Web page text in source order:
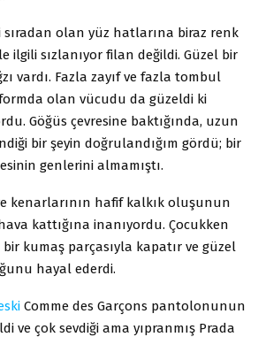
sıradan olan yüz hatlarına biraz renk
ilgili sızlanıyor filan değildi. Güzel bir
vardı. Fazla zayıf ve fazla tombul
olan vücudu da güzeldi ki
Göğüs çevresine baktığında, uzun
bir şeyin doğru­landığım gördü; bir
genlerini almamıştı.
kenarlarının hafif kalkık oluşunun
kattığına inanıyordu. Çocukken
kumaş parçasıyla kapatır ve güzel
hayal ederdi.
Comme des Garçons pantolonunun
ve çok sevdiği ama yıpranmış Prada